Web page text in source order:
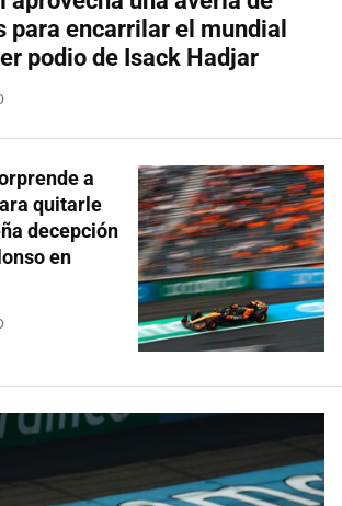
para encarrilar el mundial
podio de Isack Hadjar
a
quitarle
decepción
en